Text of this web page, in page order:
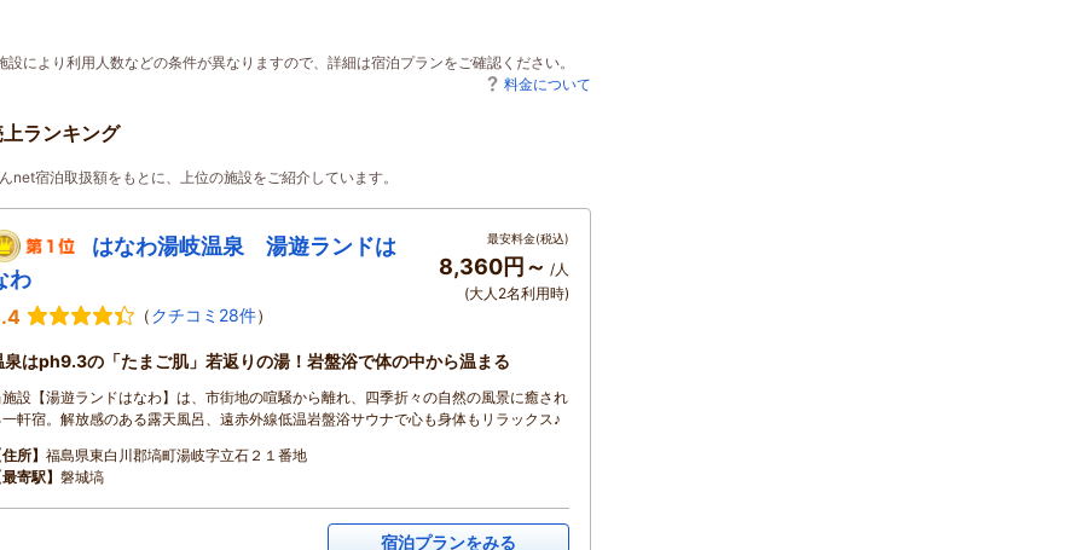
により利用人数などの条件が異なりますので、詳細は宿泊プランをご確認ください。
料金について
ランキング
宿泊取扱額をもとに、上位の施設をご紹介しています。
はなわ湯岐温泉 湯遊ランドは
わ
（クチコミ28件）
最安料金(税込)
8,360円～ /人
(大人2名利用時)
泉はph9.3の「たまご肌」若返りの湯！岩盤浴で体の中から温まる
設【湯遊ランドはなわ】は、市街地の喧騒から離れ、四季折々の自然の風景に癒され
軒宿。解放感のある露天風呂、遠赤外線低温岩盤浴サウナで心も身体もリラックス♪
所】 福島県東白川郡塙町湯岐字立石２１番地
寄駅】 磐城塙
宿泊プランをみる